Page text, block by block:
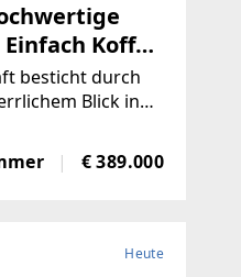
Koffer
besticht durch
Blick in
bietet eine
auf
€ 389.000
Heute